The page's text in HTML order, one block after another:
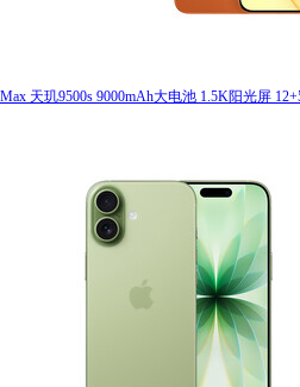
Max 天玑9500s 9000mAh大电池 1.5K阳光屏